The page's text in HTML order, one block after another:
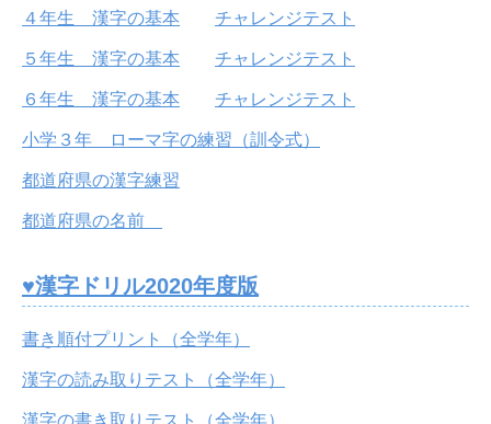
４年生 漢字の基本 チャレンジテスト
５年生 漢字の基本 チャレンジテスト
６年生 漢字の基本 チャレンジテスト
小学３年 ローマ字の練習（訓令式）
都道府県の漢字練習
都道府県の名前
♥漢字ドリル2020年度版
書き順付プリント（全学年）
漢字の読み取りテスト（全学年）